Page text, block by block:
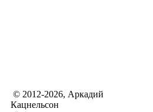
© 2012-2026, Аркадий
Кацнельсон